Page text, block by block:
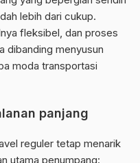
lebih dari cukup.
fleksibel, dan proses
dibanding menyusun
moda transportasi
panjang
reguler tetap menarik
utama penumpang: